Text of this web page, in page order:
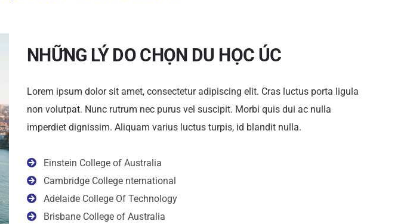
NHỮNG LÝ DO CHỌN DU HỌC ÚC
Lorem ipsum dolor sit amet, consectetur adipiscing elit. Cras luctus porta ligula
non volutpat. Nunc rutrum nec purus vel suscipit. Morbi quis dui ac nulla
imperdiet dignissim. Aliquam varius luctus turpis, id blandit nulla.
Einstein College of Australia
Cambridge College nternational
Adelaide College Of Technology
Brisbane College of Australia